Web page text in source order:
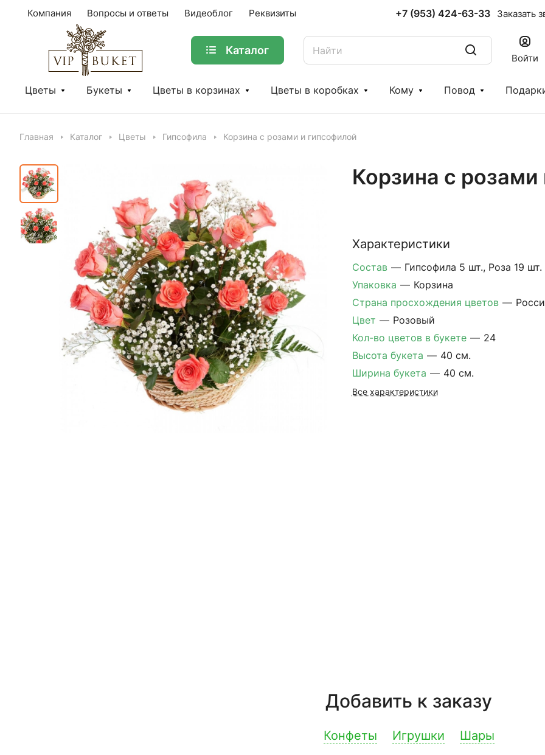
Компания Вопросы и ответы Видеоблог Реквизиты +7 (953) 424-63-33 Заказать
Каталог
Войти
Цветы Букеты Цветы в корзинах Цветы в коробках Кому Повод
Главная Каталог Цветы Гипсофила Корзина с розами и гипсофилой
Корзина с
Характеристики
Состав — Гипсофила 5 шт., Роза 19 шт.
Упаковка — Корзина
Страна просхождения цветов —
Цвет — Розовый
Кол-во цветов в букете — 24
Высота букета — 40 см.
Ширина букета — 40 см.
Все характеристики
Добавить к заказу
Конфеты Игрушки Шары